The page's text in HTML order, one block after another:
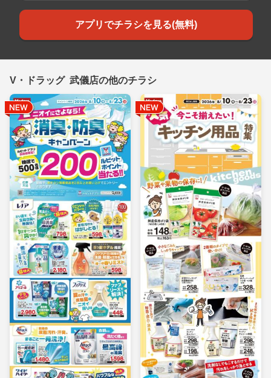
アプリでチラシを見る(無料)
V・ドラッグ 武儀店の他のチラシ